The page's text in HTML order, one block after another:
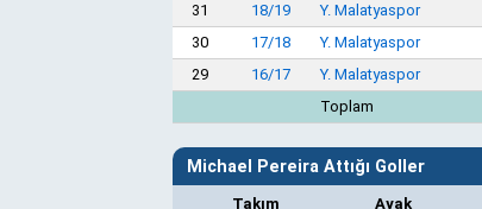
31
18/19 Y. Malatyaspor
30
17/18 Y. Malatyaspor
29
16/17 Y. Malatyaspor
Toplam
Michael Pereira Attığı Goller
Takım Ayak